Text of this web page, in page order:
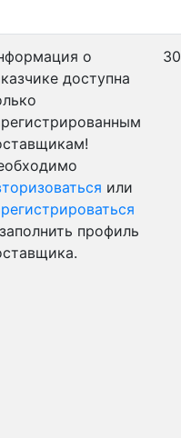
о
доступна
или
профиль